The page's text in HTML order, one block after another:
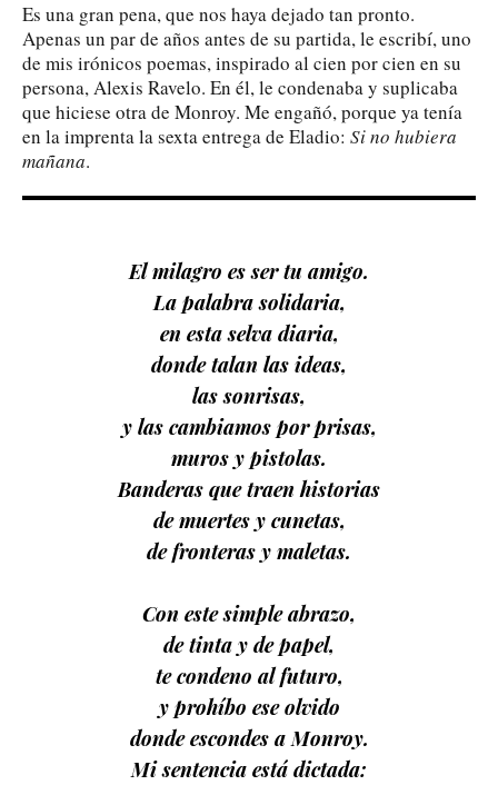
Es una gran pena, que nos haya dejado tan pronto.
Apenas un par de años antes de su partida, le escribí, uno
de mis irónicos poemas, inspirado al cien por cien en su
persona, Alexis Ravelo. En él, le condenaba y suplicaba
que hiciese otra de Monroy. Me engañó, porque ya tenía
en la imprenta la sexta entrega de Eladio: Si no hubiera
mañana.
El milagro es ser tu amigo.
La palabra solidaria,
en esta selva diaria,
donde talan las ideas,
las sonrisas,
y las cambiamos por prisas,
muros y pistolas.
Banderas que traen historias
de muertes y cunetas,
de fronteras y maletas.
Con este simple abrazo,
de tinta y de papel,
te condeno al futuro,
y prohíbo ese olvido
donde escondes a Monroy.
Mi sentencia está dictada: